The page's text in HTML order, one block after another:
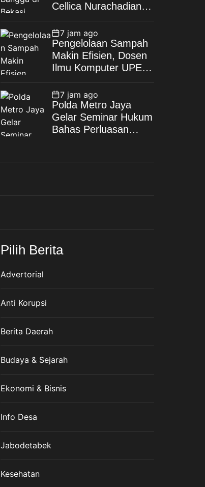
Cellica Nurachadiana
Cegah Stunting dan
Wujudkan Keluarga
Berkualitas
7 jam ago
Pengelolaan Sampah
Makin Efisien, Dosen
Ilmu Komputer UPER
7 jam ago
Polda Metro Jaya
Gelar Seminar Hukum
Bahas Perluasan
Pilih Berita
Advertorial
Anti Korupsi
Berita Daerah
Budaya & Sejarah
Ekonomi & Bisnis
Info Desa
Jabodetabek
Kesehatan